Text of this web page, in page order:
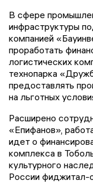
В сфере
инфраструктуры
компанией
проработать
логистических
технопарка
предоставлять
на льготных
Расширено
«Епифанов»,
идет о
комплекса в
культурного
России фиджитал-